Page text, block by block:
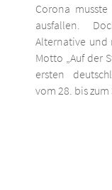
Corona
ausfallen.
Alternative und
Motto „Auf der
ersten
vom 28. bis zum